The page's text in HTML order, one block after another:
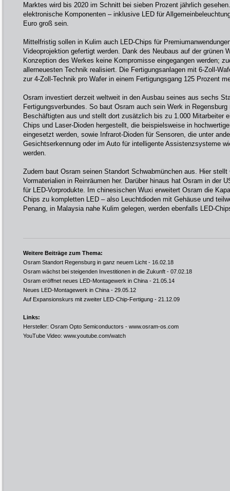
Marktes wird bis 2020 im Schnitt bei sieben Prozent jährlich
elektronische Komponenten – inklusive LED für
Euro groß sein.
Mittelfristig sollen in Kulim auch LED-Chips für
Videoprojektion gefertigt werden. Dank des Neubaus auf der grünen
Konzeption des Werkes keine Kompromisse eingegangen werden;
allerneuesten Technik realisiert. Die Fertigungsanlagen mit 6-Zoll-
zur 4-Zoll-Technik pro Wafer in einem Fertigungsgang 125 Prozent
Osram investiert derzeit weltweit in den Ausbau seines aus sechs
Fertigungsverbundes. So baut Osram auch sein Werk in
Beschäftigten aus und stellt dort zusätzlich bis zu 1.000 Mitarbeiter
Chips und Laser-Dioden hergestellt, die beispielsweise in
eingesetzt werden, sowie Infrarot-Dioden für Sensoren, die unter
Gesichtserkennung oder im Auto für intelligente Assistenzsysteme
werden.
Zudem baut Osram seinen Standort Schwabmünchen aus. Hier
Vormaterialien in Reinräumen her. Darüber hinaus hat Osram in der
für LED-Vorprodukte. Im chinesischen Wuxi erweitert Osram die
Chips zu kompletten LED – also Leuchtdioden mit Gehäuse und
Penang, in Malaysia nahe Kulim gelegen, werden ebenfalls LED-
Weitere Beiträge zum Thema:
Osram Standort Regensburg in ganz neuem Licht - 16.02.18
Osram wächst bei steigenden Investitionen in die Zukunft - 07.02.18
Osram eröffnet neues LED-Montagewerk in China - 21.05.14
Neues LED-Montagewerk in China - 29.05.12
Auf Expansionskurs mit zweiter LED-Chip-Fertigung - 21.12.09
Links:
Hersteller: Osram Opto Semiconductors - www.osram-os.com
YouTube Video: www.youtube.com/watch